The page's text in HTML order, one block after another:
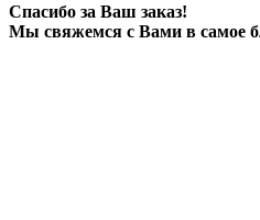
Спасибо за Ваш заказ!
Мы свяжемся с Вами в самое